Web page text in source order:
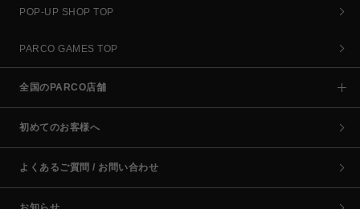
POP-UP SHOP TOP
PARCO GAMES TOP
全国のPARCO店舗
初めてのお客様へ
よくあるご質問 / お問い合わせ